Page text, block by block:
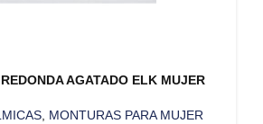
AGATADO ELK MUJER
, MONTURAS PARA MUJER